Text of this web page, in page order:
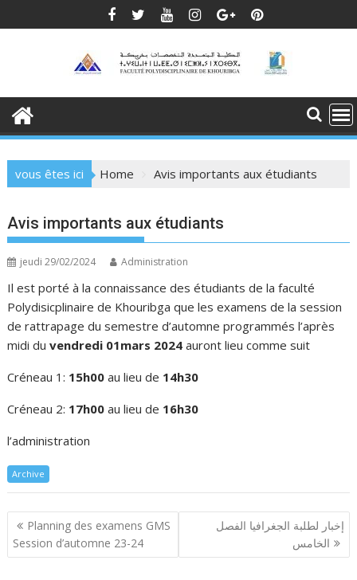
to
vous êtes ici Home Avis importants aux étudiants
Avis importants aux étudiants
jeudi 29/02/2024 Administration
Il est porté à la connaissance des étudiants de la faculté
Polydisicplinaire de Khouribga que les examens de la session
de rattrapage du semestre d’automne programmés l’après
midi duvendredi 01mars 2024 auront lieu comme suit
Créneau 1: 15h00 au lieu de 14h30
Créneau 2: 17h00 au lieu de 16h30
l’administration
Archive
Navigation
de
l’article
Planning des examens GMS
Session d’automne 23-24
إخبار لطلبة الجغرافيا الفصل
الخامس